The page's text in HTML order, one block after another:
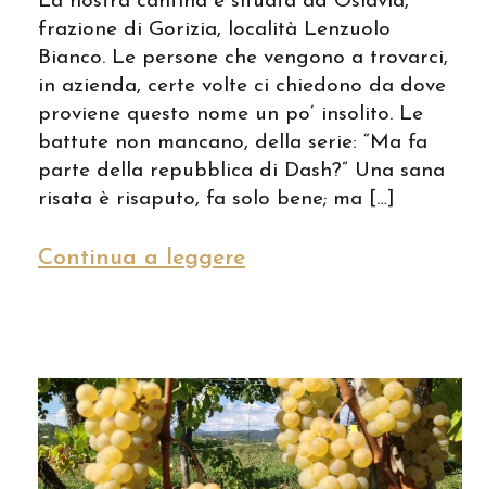
frazione di Gorizia, località Lenzuolo
Bianco. Le persone che vengono a trovarci,
in azienda, certe volte ci chiedono da dove
proviene questo nome un po’ insolito. Le
battute non mancano, della serie: “Ma fa
parte della repubblica di Dash?” Una sana
risata è risaputo, fa solo bene; ma […]
Continua a leggere